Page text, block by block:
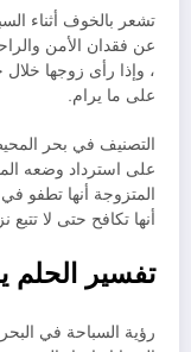
تشعر بالخوف أثناء
عن فقدان الأمن
، وإذا رأى زوجها
على ما يرام.
التصنيف في بحر
على استرداد وضعه
المتزوجة أنها تطفو
أنها تكافح حتى لا تتبع
تفسير الحلم
رؤية السباحة في